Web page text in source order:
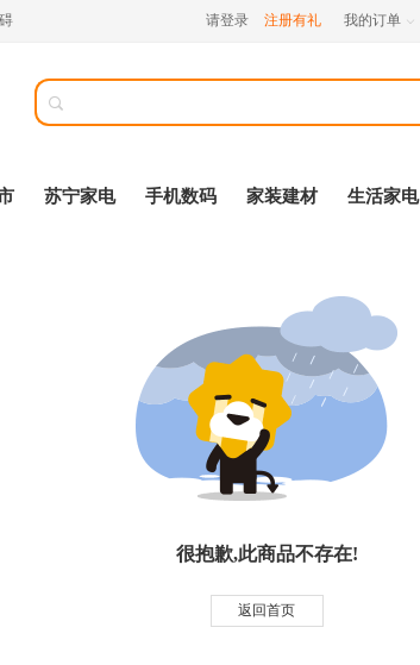
请登录 注册有礼 我的订单 

苏宁家电 手机数码 家装建材 生活家电
很抱歉,此商品不存在!
返回首页